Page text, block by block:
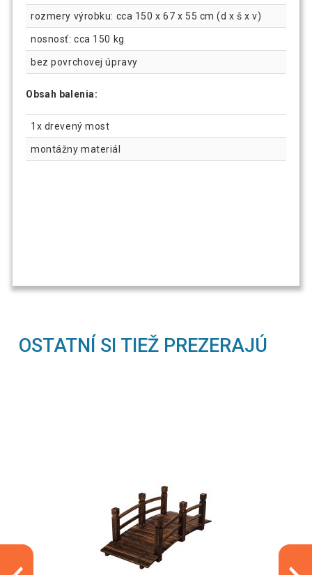
rozmery výrobku: cca 150 x 67 x 55 cm (d x š x v)
nosnosť: cca 150 kg
bez povrchovej úpravy
Obsah balenia:
1x drevený most
montážny materiál
OSTATNÍ SI TIEŽ PREZERAJÚ